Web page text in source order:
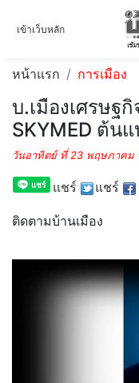
เข้าเว็บหลัก
หน้าแรก การเมือง
บ.เมืองเศรษฐ
SKYMED ต้น
วันอาทิตย์ ที่ 23 พฤษภาคม
แชร์ แชร์
ติดตามบ้านเมือง